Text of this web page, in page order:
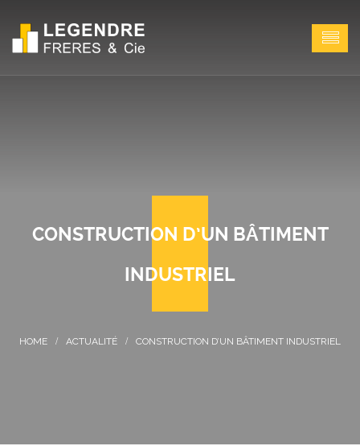
CONSTRUCTION D’UN BÂTIMENT
INDUSTRIEL
ACTUALITÉ CONSTRUCTION D’UN BÂTIMENT INDUSTRIEL